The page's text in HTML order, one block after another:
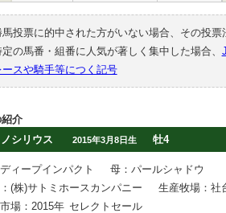
馬投票に的中された方がいない場合、その投
定の馬番・組番に人気が著しく集中した場合、
ースや騎手等につく記号
紹介
シリウス
2015年3月8日生 牡4
ィープインパクト
母：パールシャドウ
(株)サトミホースカンパニー
生産牧場：社
場：2015年 セレクトセール